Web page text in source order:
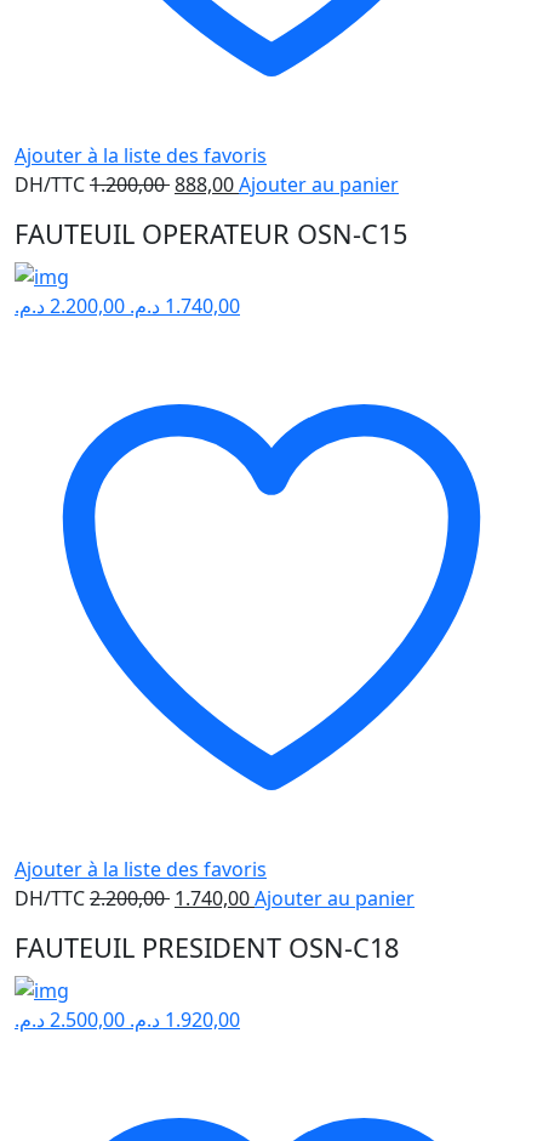
Ajouter à la liste des favoris
DH/TTC1.200,00Le
initial
1.200,00 .
888,00Le
actuel
888,00 .
Ajouter au panier
FAUTEUIL OPERATEUR OSN-C15
2.200,00د.م. 1.740,00 د.م.
Ajouter à la liste des favoris
DH/TTC2.200,00 Le
initial
2.200,00 .
1.740,00Le
actuel
Ajouter au panier
FAUTEUIL PRESIDENT OSN-C18
2.500,00د.م. 1.920,00 د.م.